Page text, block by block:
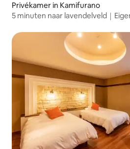
Privékamer in Kamifurano
5 minuten naar lavendelveld｜